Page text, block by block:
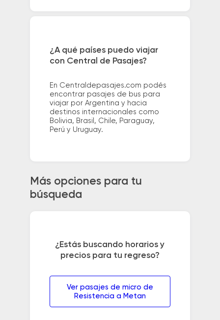
¿A qué países puedo viajar
con Central de Pasajes?
En Centraldepasajes.com podés
encontrar pasajes de bus para
viajar por Argentina y hacia
destinos internacionales como
Bolivia, Brasil, Chile, Paraguay,
Perú y Uruguay.
Más opciones para tu
búsqueda
¿Estás buscando horarios y
precios para tu regreso?
Ver pasajes de micro de
Resistencia a Metan